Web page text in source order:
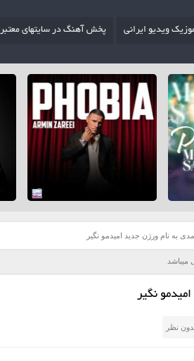
ویدیو ایرانی پخش آهنگ در سایتهای معتبر
به نام ورژن جدید امیدمو نگیر
میباشد
نگیر
نظر